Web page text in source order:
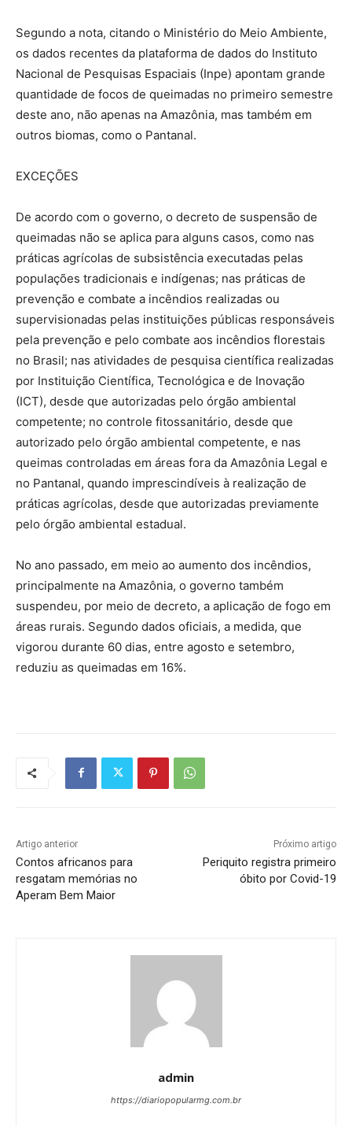
Segundo a nota, citando o Ministério do Meio Ambiente,
os dados recentes da plataforma de dados do Instituto
Nacional de Pesquisas Espaciais (Inpe) apontam grande
quantidade de focos de queimadas no primeiro semestre
deste ano, não apenas na Amazônia, mas também em
outros biomas, como o Pantanal.
EXCEÇÕES
De acordo com o governo, o decreto de suspensão de
queimadas não se aplica para alguns casos, como nas
práticas agrícolas de subsistência executadas pelas
populações tradicionais e indígenas; nas práticas de
prevenção e combate a incêndios realizadas ou
supervisionadas pelas instituições públicas responsáveis
pela prevenção e pelo combate aos incêndios florestais
no Brasil; nas atividades de pesquisa científica realizadas
por Instituição Científica, Tecnológica e de Inovação
(ICT), desde que autorizadas pelo órgão ambiental
competente; no controle fitossanitário, desde que
autorizado pelo órgão ambiental competente, e nas
queimas controladas em áreas fora da Amazônia Legal e
no Pantanal, quando imprescindíveis à realização de
práticas agrícolas, desde que autorizadas previamente
pelo órgão ambiental estadual.
No ano passado, em meio ao aumento dos incêndios,
principalmente na Amazônia, o governo também
suspendeu, por meio de decreto, a aplicação de fogo em
áreas rurais. Segundo dados oficiais, a medida, que
vigorou durante 60 dias, entre agosto e setembro,
reduziu as queimadas em 16%.
Artigo anterior
Contos africanos para
resgatam memórias no
Aperam Bem Maior
Próximo artigo
Periquito registra primeiro
óbito por Covid-19
admin
https://diariopopularmg.com.br